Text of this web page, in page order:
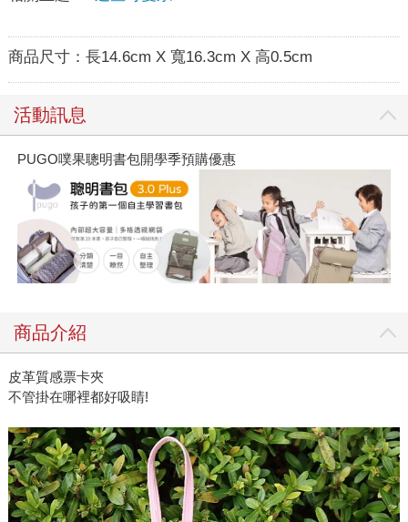
商品尺寸： 長14.6cm X 寬16.3cm X 高0.5cm
活動訊息
PUGO噗果聰明書包開學季預購優惠
商品介紹
皮革質感票卡夾
不管掛在哪裡都好吸睛!